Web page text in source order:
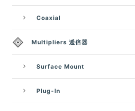
Coaxial
Multipliers 逓倍器
Surface Mount
Plug-In